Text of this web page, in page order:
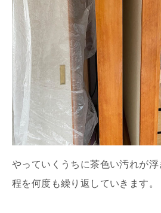
やっていくうちに茶色い汚れが
程を何度も繰り返していきます。